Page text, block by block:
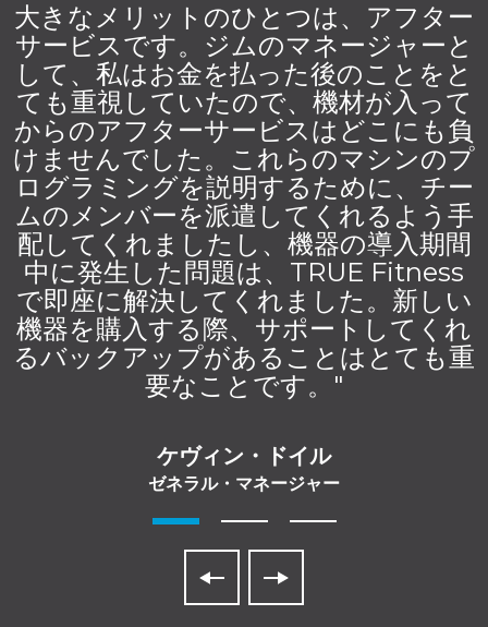
大きなメリットのひとつは、アフター
サービスです。ジムのマネージャーと
して、私はお金を払った後のことをと
ても重視していたので、機材が入って
からのアフターサービスはどこにも負
けませんでした。これらのマシンのプ
ログラミングを説明するために、チー
ムのメンバーを派遣してくれるよう手
配してくれましたし、機器の導入期間
中に発生した問題は、TRUE Fitness
で即座に解決してくれました。新しい
機器を購入する際、サポートしてくれ
るバックアップがあることはとても重
要なことです。"
ケヴィン・ドイル
ゼネラル・マネージャー